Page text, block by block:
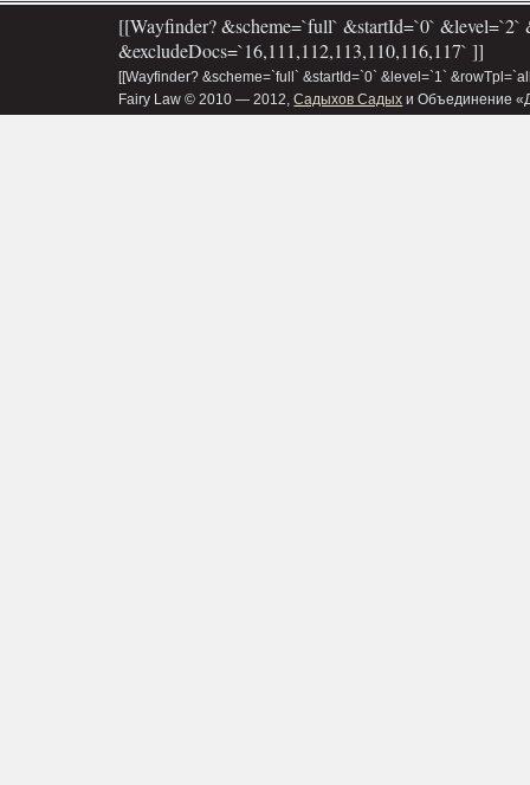
[[Wayfinder? &scheme=`full` &startId=`0`
&excludeDocs=`16,111,112,113,110,116,117` ]]
[[Wayfinder? &scheme=`full` &startId=`0` &level=`1`
Fairy Law © 2010 — 2012,Садыхов Садых и Объединение